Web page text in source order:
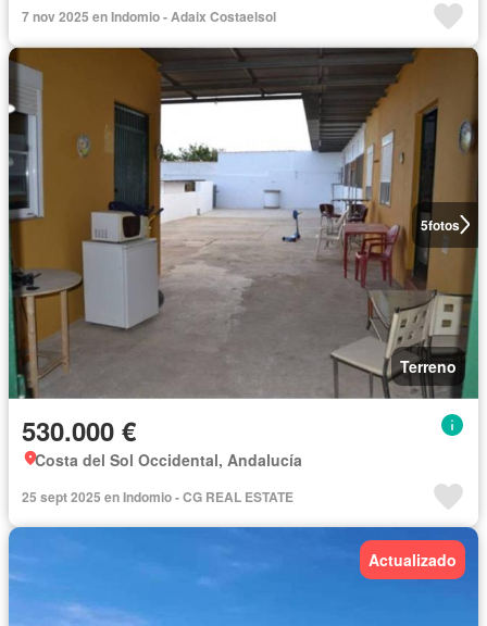
7 nov 2025 en Indomio - Adaix Costaelsol
5fotos
Terreno
530.000 €
Costa del Sol Occidental, Andalucía
25 sept 2025 en Indomio - CG REAL ESTATE
Actualizado